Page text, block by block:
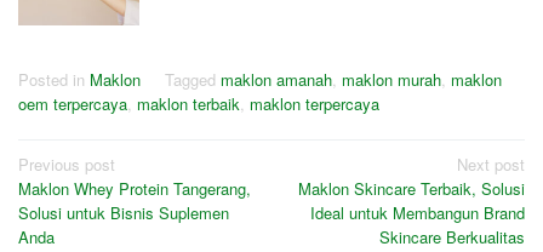
Posted in Maklon Tagged maklon amanah maklon murah maklon
oem terpercaya maklon terbaik maklon terpercaya
Post
navigation
Previous post
Maklon Whey Protein Tangerang,
Solusi untuk Bisnis Suplemen
Anda
Next post
Maklon Skincare Terbaik, Solusi
Ideal untuk Membangun Brand
Skincare Berkualitas